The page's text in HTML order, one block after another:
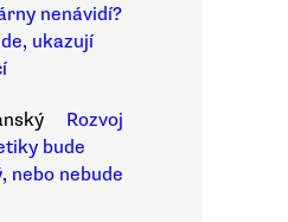
nenávidí?
ukazují
Rozvoj
bude
nebo nebude